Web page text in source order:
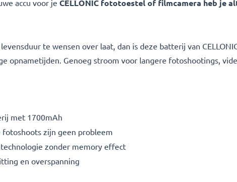
accu voor je CELLONIC fototoestel of filmcamera heb je
te wensen over laat, dan is deze batterij van
opnametijden. Genoeg stroom voor langere fotoshootings,
met 1700mAh
fotoshoots zijn geen probleem
zonder memory effect
en overspanning